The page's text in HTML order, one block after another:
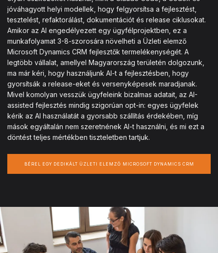
jóváhagyott helyi modellek, hogy felgyorsítsa a fejlesztést,
tesztelést, refaktorálást, dokumentációt és release ciklusokat.
Amikor az AI engedélyezett egy ügyfélprojektben, ez a
munkafolyamat 3-8-szorosára növelheti a Üzleti elemző
Microsoft Dynamics CRM fejlesztők termelékenységét. A
legtöbb vállalat, amellyel Magyarország területén dolgozunk,
ma már kéri, hogy használjunk AI-t a fejlesztésben, hogy
gyorsítsák a release-eket és versenyképesek maradjanak.
Mivel komolyan vesszük ügyfeleink bizalmas adatait, az AI-
assisted fejlesztés mindig szigorúan opt-in: egyes ügyfelek
kérik az AI használatát a gyorsabb szállítás érdekében, míg
mások egyáltalán nem szeretnének AI-t használni, és mi ezt a
döntést teljes mértékben tiszteletben tartjuk.
BÉREL EGY DEDIKÁLT ÜZLETI ELEMZŐ MICROSOFT DYNAMICS CRM